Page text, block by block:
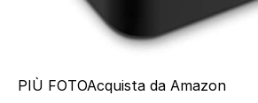
PIÙ FOTOAcquista da Amazon